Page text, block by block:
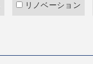
リノベーション